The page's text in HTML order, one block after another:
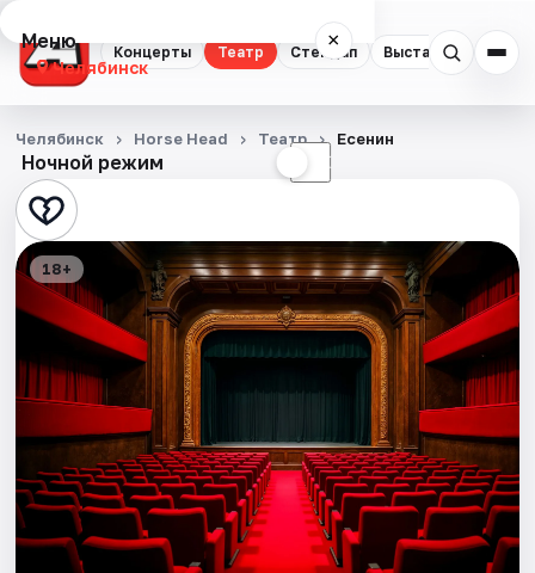
Концерты Театр Стендап Выставки
Меню ×
Челябинск
Концерты
Театр
Стендап
Выставки
Квесты
Экскурсии
События
Ночной режим ☾
Челябинск Horse Head Театр Есенин
18+